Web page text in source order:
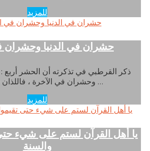
للمزيد
حشران في الدنيا وحشران
ذكر القرطبي في تذكرته أن الحشر أربع
وحشران في الآخرة ، فاللذان في الدنيا …
للمزيد
يا أهل القرآن لستم على شيء
والسنة